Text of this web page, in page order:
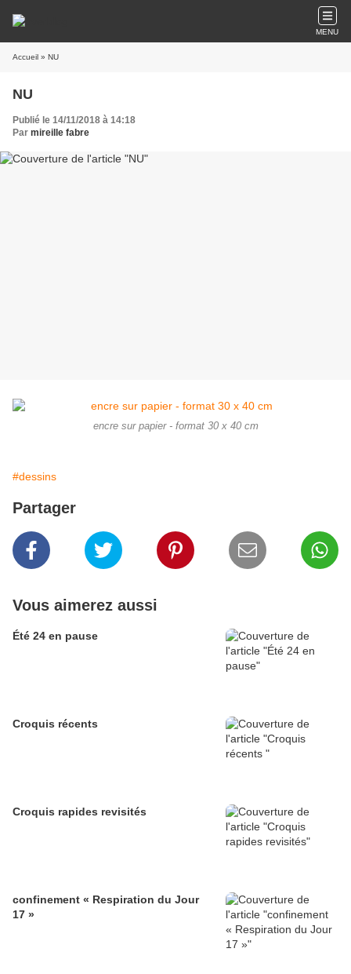
MENU
Accueil » NU
NU
Publié le 14/11/2018 à 14:18
Par mireille fabre
encre sur papier - format 30 x 40 cm
#dessins
Partager
Vous aimerez aussi
Été 24 en pause
Croquis récents
Croquis rapides revisités
confinement « Respiration du Jour
17 »